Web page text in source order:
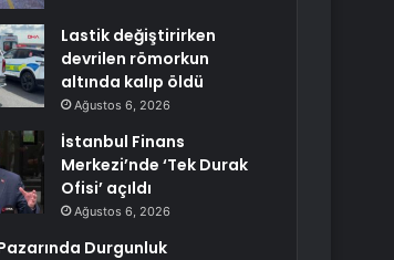
Lastik değiştirirken
devrilen römorkun
altında kalıp öldü
Ağustos 6, 2026
İstanbul Finans
Merkezi’nde ‘Tek Durak
Ofisi’ açıldı
Ağustos 6, 2026
Durgunluk